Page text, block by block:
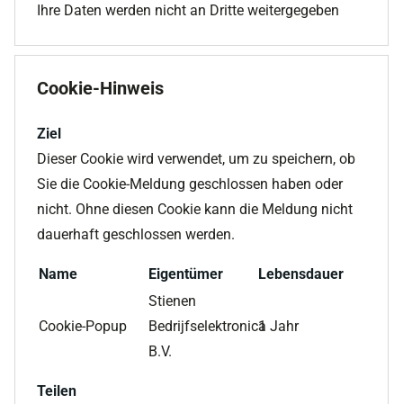
Ihre Daten werden nicht an Dritte weitergegeben
Cookie-Hinweis
Ziel
Dieser Cookie wird verwendet, um zu speichern, ob
Sie die Cookie-Meldung geschlossen haben oder
nicht. Ohne diesen Cookie kann die Meldung nicht
dauerhaft geschlossen werden.
Name Eigentümer Lebensdauer
Cookie-Popup
Stienen
Bedrijfselektronica
B.V.
1 Jahr
Teilen